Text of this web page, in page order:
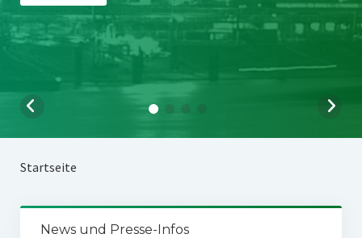
Startseite
News und Presse-Infos